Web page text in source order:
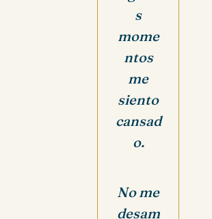
s
mome
ntos
me
siento
cansad
o.
No me
desam